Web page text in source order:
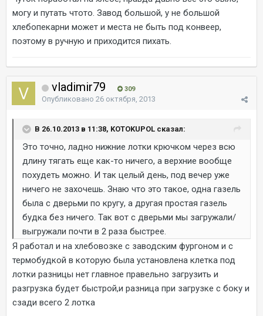
могу и путать чтото. Завод большой, у не большой
хлебопекарни может и места не быть под конвеер,
поэтому в ручную и приходится пихать.
vladimir79 309
Опубликовано 26 октября, 2013
В 26.10.2013 в 11:38, KOTOKUPOL сказал:
Это точно, ладно нижние лотки крючком через всю
длину тягать еще как-то ничего, а верхние вообще
похудеть можно. И так целый день, под вечер уже
ничего не захочешь. Знаю что это такое, одна газель
была с дверьми по кругу, а другая простая газель
будка без ничего. Так вот с дверьми мы загружали/
выгружали почти в 2 раза быстрее.
Я работал и на хлебовозке с заводским фургоном и с
термобудкой в которую была установлена клетка под
лотки разницы нет главное правельно загрузить и
разгрузка будет быстрой,и разница при загрузке с боку и
сзади всего 2 лотка